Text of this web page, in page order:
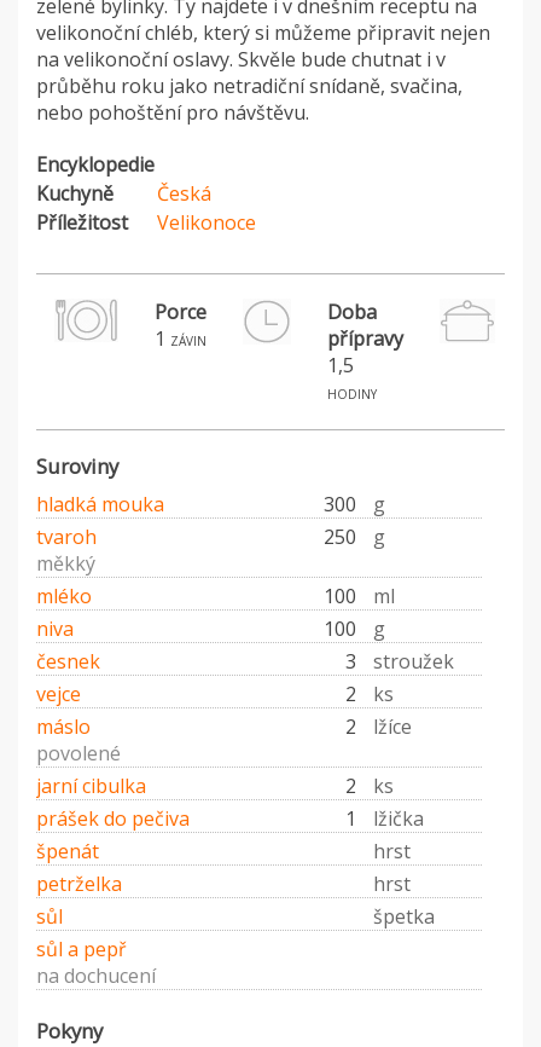
zelené bylinky. Ty najdete i v dnešním receptu na
velikonoční chléb, který si můžeme připravit nejen
na velikonoční oslavy. Skvěle bude chutnat i v
průběhu roku jako netradiční snídaně, svačina,
nebo pohoštění pro návštěvu.
Encyklopedie
Kuchyně
Česká
Příležitost
Velikonoce
Porce
1 závin
Doba
přípravy
1,5
hodiny
Suroviny
hladká mouka 300
g
tvaroh
250
g
měkký
mléko
100
ml
niva
100
g
česnek
3
stroužek
vejce
2
ks
máslo
2
lžíce
povolené
jarní cibulka
2
ks
prášek do pečiva
1
lžička
špenát
hrst
petrželka
hrst
sůl
špetka
sůl a pepř
na dochucení
Pokyny